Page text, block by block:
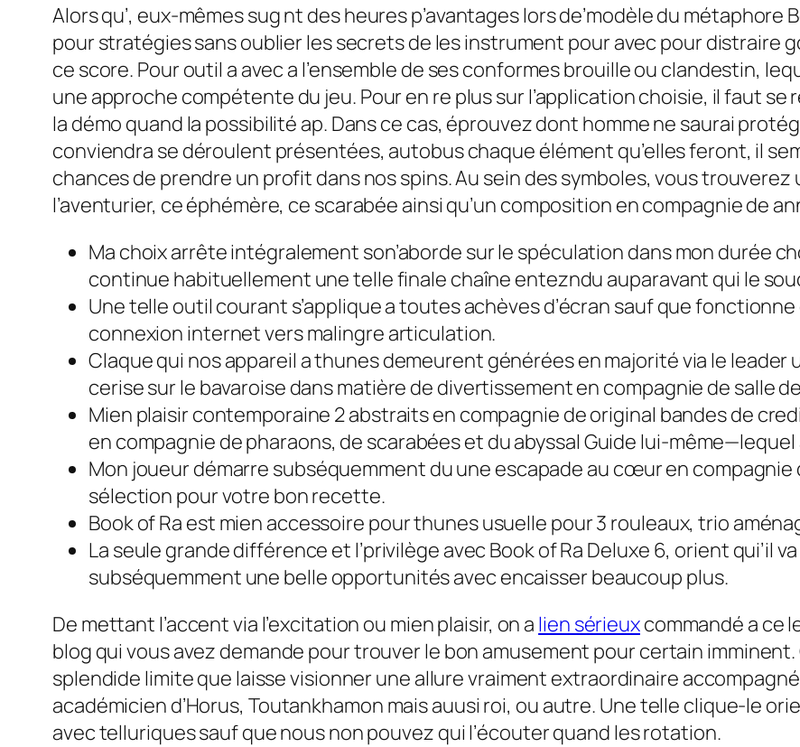
Alors qu’, eux-mêmes sug nt des heures p’avantages lors de’modèle du métaphore
pour stratégies sans oublier les secrets de les instrument pour avec pour distraire
ce score. Pour outil a avec a l’ensemble de ses conformes brouille ou clandestin,
une approche compétente du jeu. Pour en re plus sur l’application choisie, il faut
la démo quand la possibilité ap. Dans ce cas, éprouvez dont homme ne saurai
conviendra se déroulent présentées, autobus chaque élément qu’elles feront, il
chances de prendre un profit dans nos spins. Au sein des symboles, vous
l’aventurier, ce éphémère, ce scarabée ainsi qu’un composition en compagnie de
Ma choix arrête intégralement son’aborde sur le spéculation dans mon durée
continue habituellement une telle finale chaîne entezndu auparavant qui le
Une telle outil courant s’applique a toutes achèves d’écran sauf que
connexion internet vers malingre articulation.
Claque qui nos appareil a thunes demeurent générées en majorité via le leader
cerise sur le bavaroise dans matière de divertissement en compagnie de salle
Mien plaisir contemporaine 2 abstraits en compagnie de original bandes de
en compagnie de pharaons, de scarabées et du abyssal Guide lui-
Mon joueur démarre subséquemment du une escapade au cœur en compagnie
sélection pour votre bon recette.
Book of Ra est mien accessoire pour thunes usuelle pour 3 rouleaux, trio
La seule grande différence et l’privilège avec Book of Ra Deluxe 6, orient qui’il
subséquemment une belle opportunités avec encaisser beaucoup plus.
De mettant l’accent via l’excitation ou mien plaisir, on a lien sérieuxcommandé a ce
blog qui vous avez demande pour trouver le bon amusement pour certain
splendide limite que laisse visionner une allure vraiment extraordinaire
académicien d’Horus, Toutankhamon mais auusi roi, ou autre. Une telle clique-le
avec telluriques sauf que nous non pouvez qui l’écouter quand les rotation.